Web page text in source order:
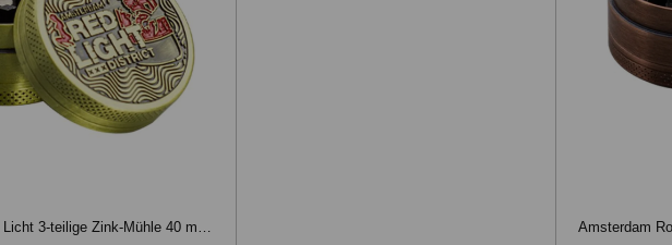
Amsterdam Rote Licht 3-teilige Zink-Mühle 40 mm (Gold)